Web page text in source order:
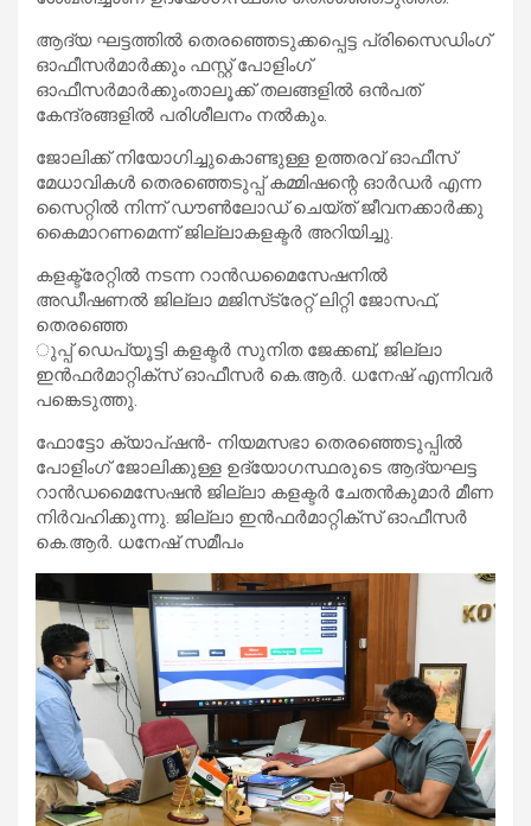
ആദ്യ ഘട്ടത്തില്‍ തെരഞ്ഞെടുക്കപ്പെട്ട പ്രിസൈഡിംഗ്
ഓഫീസര്‍മാര്‍ക്കും ഫസ്റ്റ് പോളിംഗ്
ഓഫീസര്‍മാര്‍ക്കുംതാലൂക്ക് തലങ്ങളില്‍ ഒന്‍പത്
കേന്ദ്രങ്ങളില്‍ പരിശീലനം നല്‍കും.
ജോലിക്ക് നിയോഗിച്ചുകൊണ്ടുള്ള ഉത്തരവ് ഓഫീസ്
മേധാവികള്‍ തെരഞ്ഞെടുപ്പ് കമ്മിഷന്റെ ഓര്‍ഡര്‍ എന്ന
സൈറ്റില്‍ നിന്ന് ഡൗണ്‍ലോഡ് ചെയ്ത് ജീവനക്കാര്‍ക്കു
കൈമാറണമെന്ന് ജില്ലാകളക്ടര്‍ അറിയിച്ചു.
കളക്ട്രേറ്റില്‍ നടന്ന റാന്‍ഡമൈസേഷനില്‍
അഡീഷണല്‍ ജില്ലാ മജിസ്‌ട്രേറ്റ് ലിറ്റി ജോസഫ്,
തെരഞ്ഞെ
ുപ്പ് ഡെപ്യൂട്ടി കളക്ടര്‍ സുനിത ജേക്കബ്, ജില്ലാ
ഇന്‍ഫര്‍മാറ്റിക്‌സ് ഓഫീസര്‍ കെ.ആര്‍. ധനേഷ് എന്നിവര്‍
പങ്കെടുത്തു.
ഫോട്ടോ ക്യാപ്ഷന്‍- നിയമസഭാ തെരഞ്ഞെടുപ്പില്‍
പോളിംഗ് ജോലിക്കുള്ള ഉദ്യോഗസ്ഥരുടെ ആദ്യഘട്ട
റാന്‍ഡമൈസേഷന്‍ ജില്ലാ കളക്ടര്‍ ചേതന്‍കുമാര്‍ മീണ
നിര്‍വഹിക്കുന്നു. ജില്ലാ ഇന്‍ഫര്‍മാറ്റിക്‌സ് ഓഫീസര്‍
കെ.ആര്‍. ധനേഷ് സമീപം